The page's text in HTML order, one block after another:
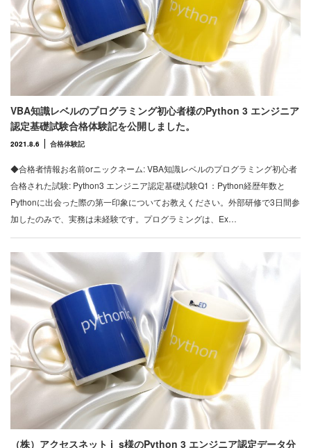
VBA知識レベルのプログラミング初心者様のPython 3 エンジニア
認定基礎試験合格体験記を公開しました。
2021.8.6 合格体験記
◆合格者情報お名前orニックネーム: VBA知識レベルのプログラミング初心者
合格された試験: Python3 エンジニア認定基礎試験Q1：Python経歴年数と
Pythonに出会った際の第一印象についてお教えください。外部研修で3日間参
加したのみで、実務は未経験です。プログラミングは、Ex…
（株）アクセスネット j‗s様のPython 3 エンジニア認定データ分